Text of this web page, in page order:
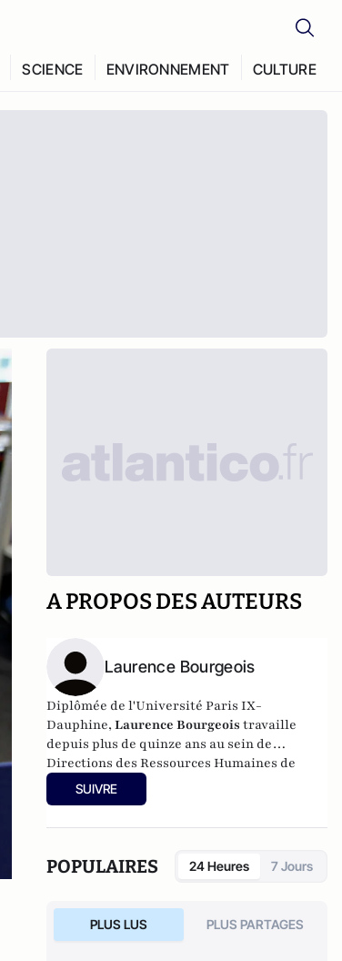
SCIENCE ENVIRONNEMENT CULTURE
A PROPOS DES AUTEURS
Laurence Bourgeois
Diplômée de l'Université Paris IX-
Dauphine,Laurence Bourgeois travaille
depuis plus de quinze ans au sein de
Directions des Ressources Humaines de
groupes soumis à de profonds
remaniements. Elle s'est avant tout appuyée
redonner à l'esprit critique ses lettres de
noblesse. Elle est l'auteur d'autres ouvrages
SUIVRE
POPULAIRES 24 Heures 7 Jours
PLUS LUS PLUS PARTAGES